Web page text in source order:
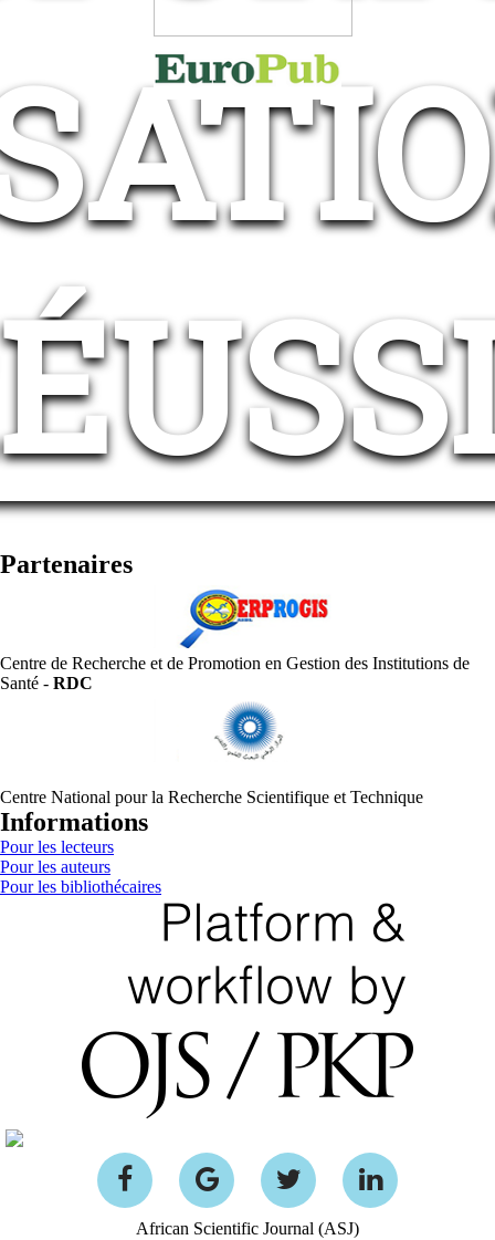
Partenaires
Centre de Recherche et de Promotion en Gestion des Institutions de
Santé - RDC
Centre National pour la Recherche Scientifique et Technique
Informations
Pour les lecteurs
Pour les auteurs
Pour les bibliothécaires
African Scientific Journal (ASJ)